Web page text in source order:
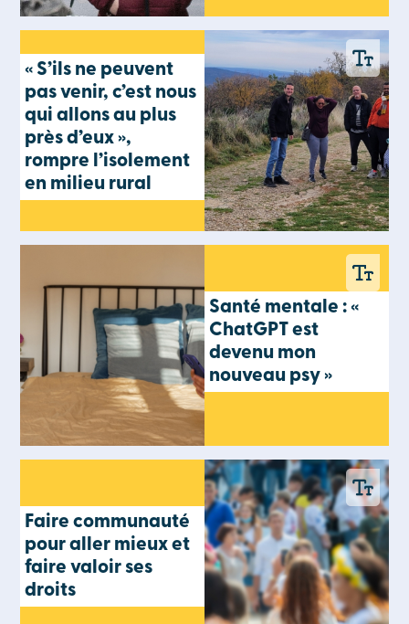
« S’ils ne peuvent
pas venir, c’est nous
qui allons au plus
près d’eux »,
rompre l’isolement
en milieu rural
Santé mentale : «
ChatGPT est
devenu mon
nouveau psy »
Faire communauté
pour aller mieux et
faire valoir ses
droits